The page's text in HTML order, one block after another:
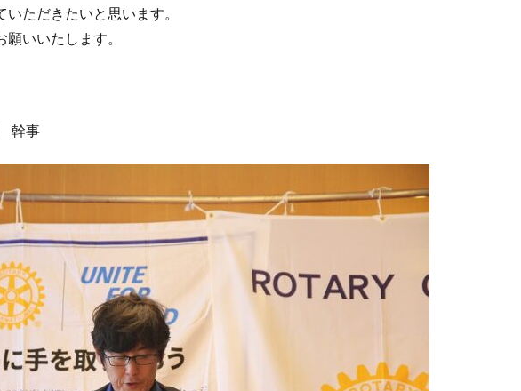
ただきたいと思います。
いいたします。
幹事